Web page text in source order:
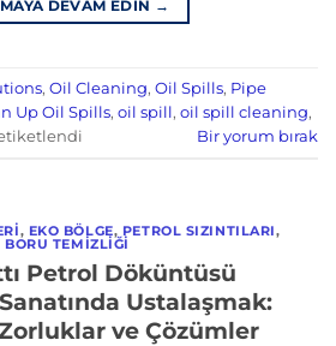
DEVAM EDIN →
, Oil Cleaning, Oil Spills, Pipe
Up Oil Spills, oil spill, oil spill cleaning,
Bir yorum bırak
, EKO BÖLGE, PETROL SIZINTILARI,
BORU TEMIZLIĞI
Petrol Döküntüsü
Ustalaşmak:
ve Çözümler